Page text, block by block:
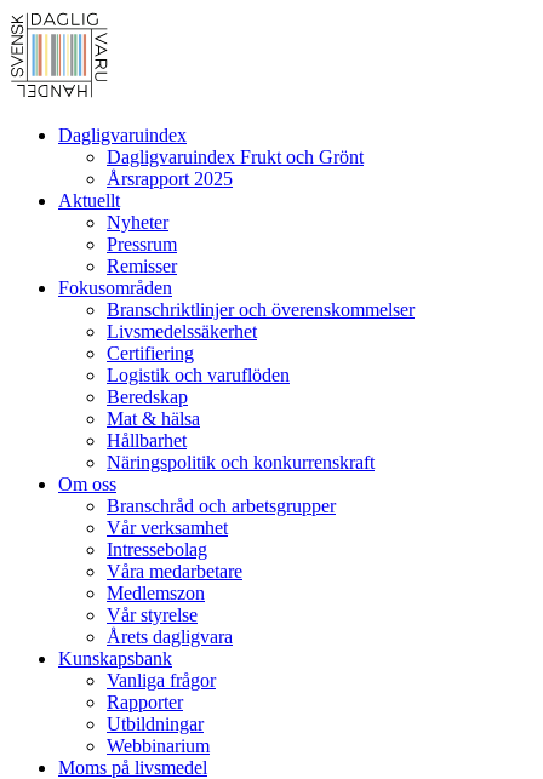
Dagligvaruindex
Dagligvaruindex Frukt och Grönt
Årsrapport 2025
Aktuellt
Nyheter
Pressrum
Remisser
Fokusområden
Branschriktlinjer och överenskommelser
Livsmedelssäkerhet
Certifiering
Logistik och varuflöden
Beredskap
Mat & hälsa
Hållbarhet
Näringspolitik och konkurrenskraft
Om oss
Branschråd och arbetsgrupper
Vår verksamhet
Intressebolag
Våra medarbetare
Medlemszon
Vår styrelse
Årets dagligvara
Kunskapsbank
Vanliga frågor
Rapporter
Utbildningar
Webbinarium
Moms på livsmedel